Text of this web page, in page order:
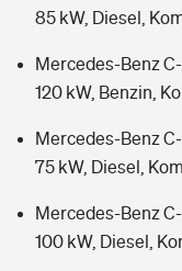
85 kW, Diesel,
Mercedes-Benz
120 kW, Benzin,
Mercedes-Benz
75 kW, Diesel,
Mercedes-Benz
100 kW, Diesel,